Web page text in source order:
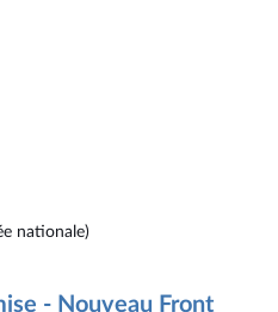
nationale)
- Nouveau Front